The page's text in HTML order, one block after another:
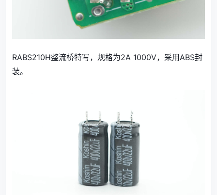
RABS210H整流桥特写，规格为2A 1000V，采用ABS封
装。